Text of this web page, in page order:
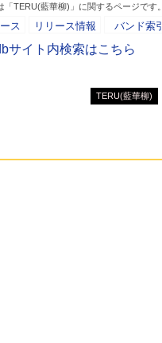
TERU(藍華柳)」に関するページです。
ス リリース情報 バンド索引
サイト内検索はこちら
TERU(藍華柳)